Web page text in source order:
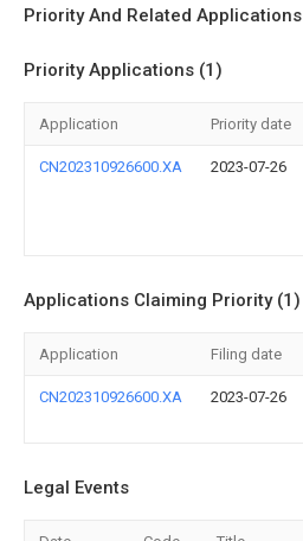
Priority And Related Applications
Priority Applications (1)
Application Priority date
CN202310926600.XA 2023-07-26
Applications Claiming Priority (1)
Application Filing date
CN202310926600.XA 2023-07-26
Legal Events